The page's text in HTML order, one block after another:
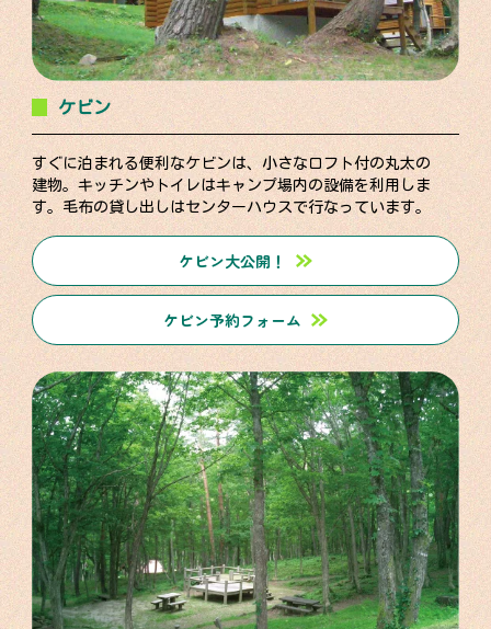
ケビン
すぐに泊まれる便利なケビンは、小さなロフト付の丸太の
建物。キッチンやトイレはキャンプ場内の設備を利用しま
す。毛布の貸し出しはセンターハウスで行なっています。
ケビン大公開！
ケビン予約フォーム